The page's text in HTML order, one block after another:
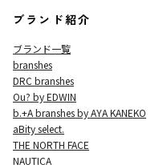
ブランド紹介
ブランド一覧
branshes
DRC branshes
Ou? by EDWIN
b.+A branshes by AYA KANEKO
aBity select.
THE NORTH FACE
NAUTICA